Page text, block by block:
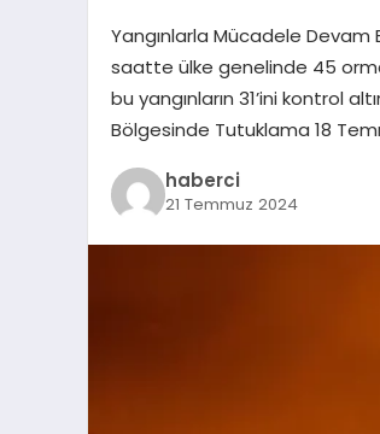
Yangınlarla Mücadele Devam
saatte ülke genelinde 45
bu yangınların 31’ini kontrol
Bölgesinde Tutuklama 18
haberci
21 Temmuz 2024